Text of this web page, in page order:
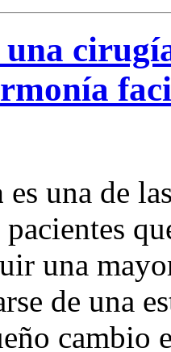
es una de
una
de una
cambio